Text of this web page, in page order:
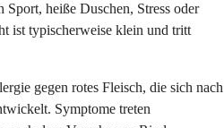
heiße Duschen, Stress oder
ist typischerweise klein und tritt
gegen rotes Fleisch, die sich nach
Symptome treten